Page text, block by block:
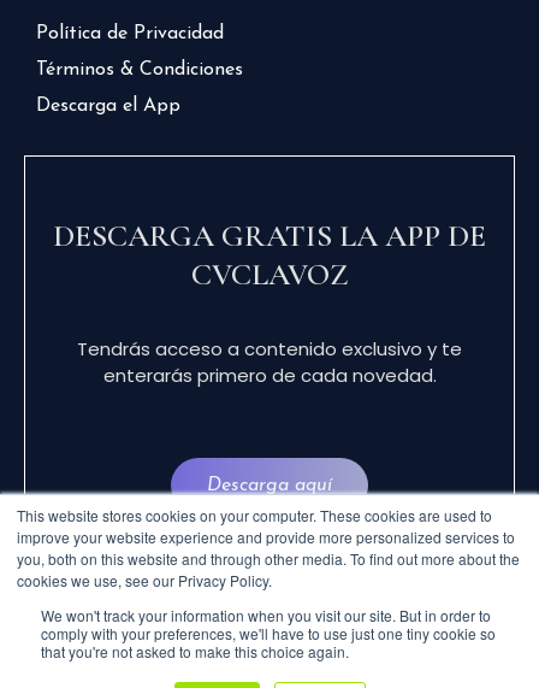
This website stores cookies on your computer. These cookies are used to
improve your website experience and provide more personalized services to
you, both on this website and through other media. To find out more about the
cookies we use, see our Privacy Policy.
We won't track your information when you visit our site. But in order to
comply with your preferences, we'll have to use just one tiny cookie so
that you're not asked to make this choice again.
Política de Privacidad
Términos & Condiciones
Descarga el App
DESCARGA GRATIS LA APP DE
CVCLAVOZ
Tendrás acceso a contenido exclusivo y te
enterarás primero de cada novedad.
Descarga aquí